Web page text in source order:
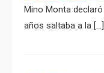
Mino Monta
años saltaba a la […]